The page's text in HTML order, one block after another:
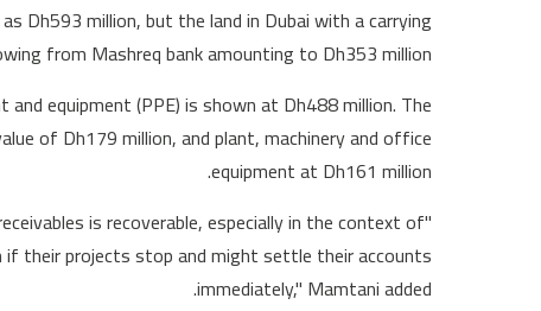
Dh593 million, but the land in Dubai with a carrying
from Mashreq bank amounting to Dh353 million.
equipment (PPE) is shown at Dh488 million. The
of Dh179 million, and plant, machinery and office
equipment at Dh161 million.
is recoverable, especially in the context of
if their projects stop and might settle their accounts
immediately," Mamtani added.